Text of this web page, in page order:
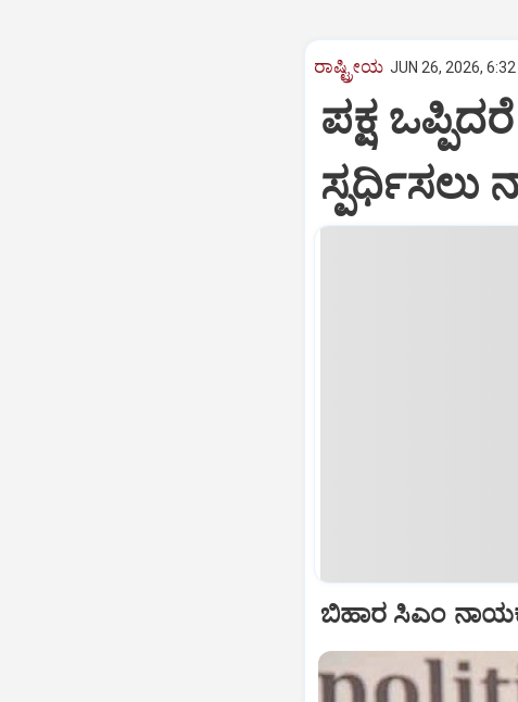
ರಾಷ್ಟ್ರೀಯ JUN 26, 2026,
ಪಕ್ಷ
ಸ್ಪರ್ಧಿಸಲು
ಬಿಹಾರ ಸಿಎಂ